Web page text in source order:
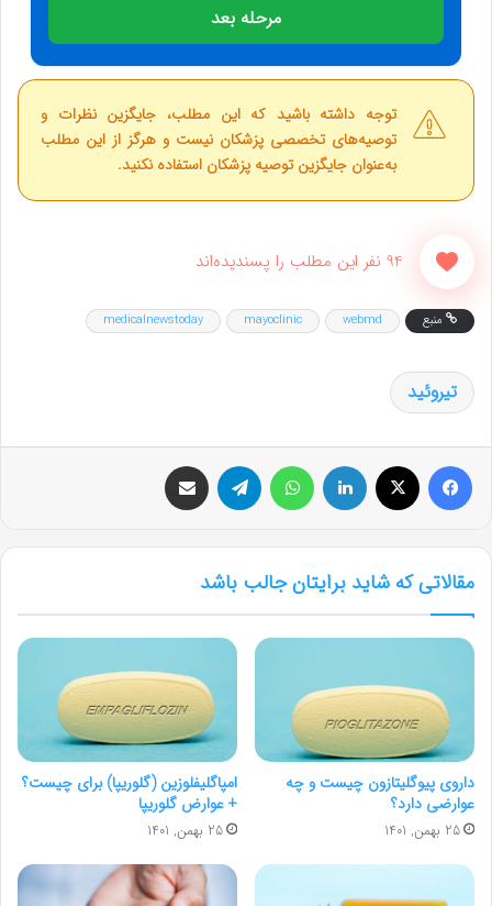
مرحله بعد
توجه داشته باشید که این مطلب، جایگزین نظرات و
توصیه‌های تخصصی پزشکان نیست و هرگز از این مطلب
به‌عنوان جایگزین توصیه پزشکان استفاده نکنید.
94 نفر این مطلب را پسندیده‌اند
منبع webmd
mayoclinic
medicalnewstoday
تیروئید
مقالاتی که شاید برایتان جالب باشد
داروی پیوگلیتازون چیست و چه
عوارضی دارد؟
25 بهمن, 1401
امپاگلیفلوزین (گلوریپا) برای چیست؟
+ عوارض گلوریپا
25 بهمن, 1401